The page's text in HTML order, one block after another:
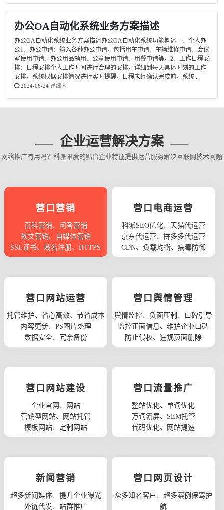
办公OA自动化系统业务方案描述
办公OA自动化系统业务方案描述办公OA自动化系统功能概述一、个人办
公1、办公申请：输入各种办公申请，包括用车申请、车辆维修申请、会议
室使用申请、办公用品领用、公章使用申请、用餐申请等。2、工作日程安
排：日程安排个人工作时间进行合理的安排，详细到每天具体时刻的工作
安排，系统根据安排情况进行实时提醒，日程未经确认完成前，系统...
2024-06-24 详细
企业运营解决方案
网络推广有用吗？科派限度的贴合企业特征提供运营服务解决互联网技术问题
营口营销
百科营销、问答营销
软文营销、自媒体营销
SSL证书、域名注册、HTTPS
营口电商运营
科派SEO优化、天猫代运营
京东代运营、拼多多代运营
CDN、负载均衡、病毒防御
营口网站运营
托管维护、省心高效、节省成本
内容更新、PS图片处理
数据安全、冗余备份
营口舆情管理
舆情监控、负面压制、口碑引导
监控正面信息、维护企业口碑
防止侵权、违规页面删除
营口网站建设
企业官网、网站
营销型网站、网站托管
模板网站、定制网站
营口流量推广
整站优化、单词优化
万词霸屏、SEM托管
代码优化、网站提速
新闻营销
超多新闻媒体、提升企业曝光
外链代发、站群推广
营口网页设计
众多知名客户、超多案例保驾护
航